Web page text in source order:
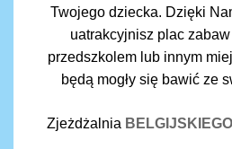
Twojego dziecka. Dzięki
uatrakcyjnisz plac
przedszkolem lub innym
będą mogły się bawić ze
Zjeżdżalnia BELGIJSKIEGO